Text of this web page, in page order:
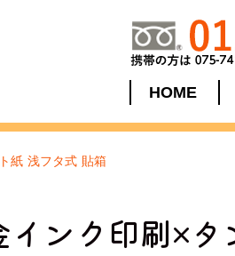
HOME
紙 浅フタ式 貼箱
インク印刷×